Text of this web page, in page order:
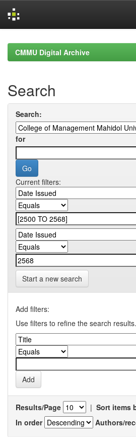
navigationCMMU Digital Archive
Search
Search:
for
Current filters:
Start a new search
Add filters:
Use filters to refine the search results.
Results/Page | Sort items
In order
Authors/